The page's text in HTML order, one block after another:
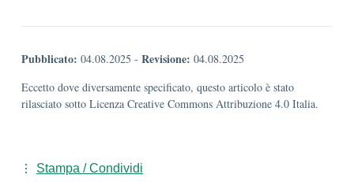
Pubblicato: 04.08.2025 - Revisione: 04.08.2025
Eccetto dove diversamente specificato, questo articolo è stato
rilasciato sotto Licenza Creative Commons Attribuzione 4.0 Italia.
Stampa / Condividi